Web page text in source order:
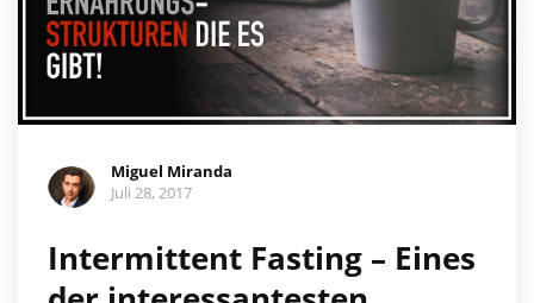
Miguel Miranda
Juli 28, 2017
Intermittent Fasting – Eines